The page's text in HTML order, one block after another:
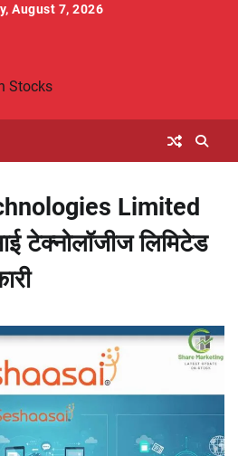
August 7, 2026
Stocks
Limited
टेक्नोलॉजीज लिमिटेड